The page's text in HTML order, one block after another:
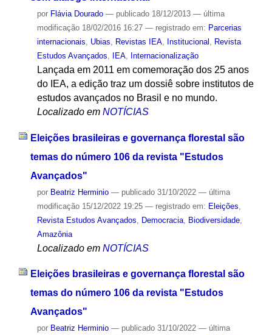
por Flávia Dourado — publicado18/12/2013 — última
modificação18/02/2016 16:27 — registrado em: Parcerias
internacionais
Ubias Revistas IEA, Institucional
Revista
Estudos Avançados
IEA, Internacionalização
Lançada em 2011 em comemoração dos 25 anos
do IEA, a edição traz um dossiê sobre institutos de
estudos avançados no Brasil e no mundo.
Localizado em NOTÍCIAS
Eleições brasileiras e governança florestal são
temas do número 106 da revista "Estudos
Avançados"
por Beatriz Herminio — publicado31/10/2022 — última
modificação15/12/2022 19:25 — registrado em: Eleições
Revista Estudos Avançados
Democracia, Biodiversidade,
Amazônia
Localizado em NOTÍCIAS
Eleições brasileiras e governança florestal são
temas do número 106 da revista "Estudos
Avançados"
por Beatriz Herminio — publicado31/10/2022 — última